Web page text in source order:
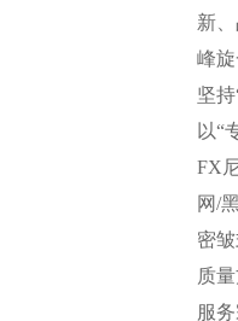
新
峰
坚
以“
FX
网/
密
质
服